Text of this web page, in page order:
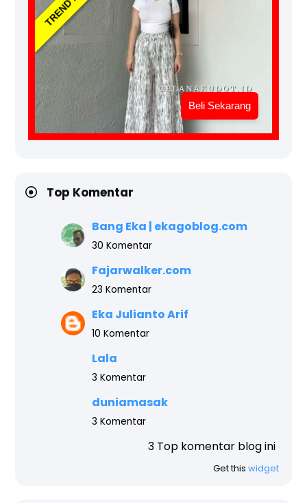
Beli Sekarang
Top Komentar
Bang Eka | ekagoblog.com
30 Komentar
Fajarwalker.com
23 Komentar
Eka Julianto Arif
10 Komentar
Lala
3 Komentar
duniamasak
3 Komentar
3 Top komentar blog ini teratas, akhir
Get this widget